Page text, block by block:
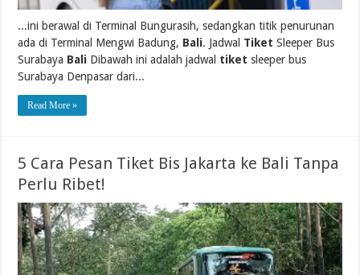
...ini berawal di Terminal Bungurasih, sedangkan titik penurunan
ada di Terminal Mengwi Badung, Bali. Jadwal Tiket Sleeper Bus
Surabaya Bali Dibawah ini adalah jadwal tiket sleeper bus
Surabaya Denpasar dari...
Read More »
5 Cara Pesan Tiket Bis Jakarta ke Bali Tanpa
Perlu Ribet!